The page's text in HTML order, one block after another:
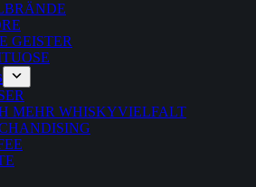
GEISTER
MEHR WHISKYVIELFALT